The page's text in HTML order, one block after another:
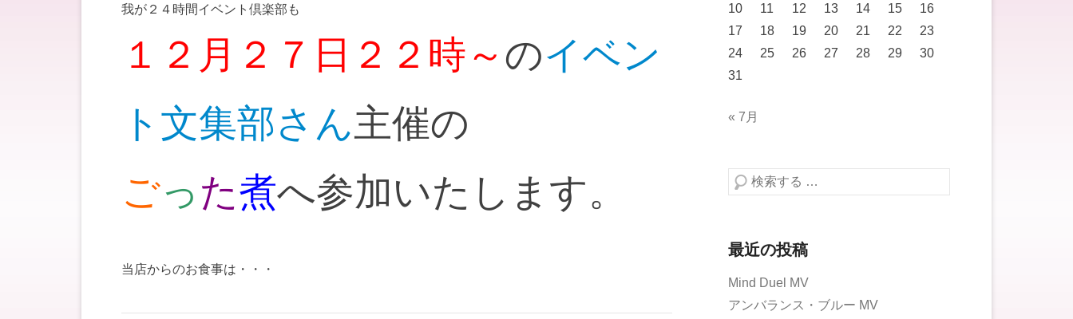
我が２４時間イベント倶楽部も
１２月２７日２２時～ のイベン
ト文集部さん主催の
ごっ た煮へ参加いたします。
当店からのお食事は・・・
10
11 12 13 14 15
16
17
18 19 20 21 22
23
24
25 26 27 28 29
30
31
« 7月
検索する
最近の投稿
Mind Duel MV
アンバランス・ブルー MV